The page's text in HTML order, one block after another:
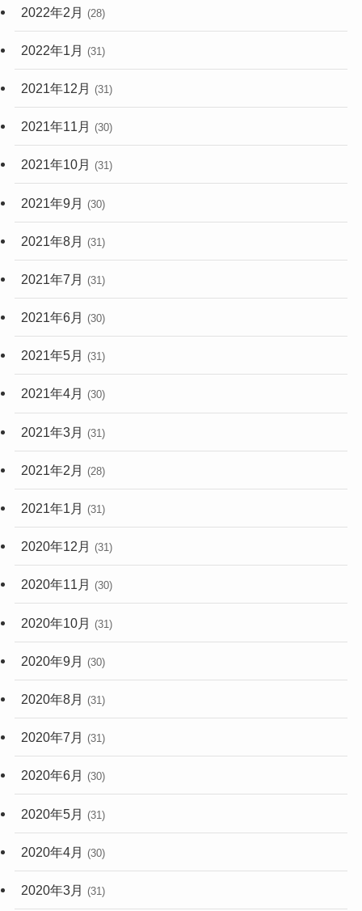
2022年2月 (28)
2022年1月 (31)
2021年12月 (31)
2021年11月 (30)
2021年10月 (31)
2021年9月 (30)
2021年8月 (31)
2021年7月 (31)
2021年6月 (30)
2021年5月 (31)
2021年4月 (30)
2021年3月 (31)
2021年2月 (28)
2021年1月 (31)
2020年12月 (31)
2020年11月 (30)
2020年10月 (31)
2020年9月 (30)
2020年8月 (31)
2020年7月 (31)
2020年6月 (30)
2020年5月 (31)
2020年4月 (30)
2020年3月 (31)